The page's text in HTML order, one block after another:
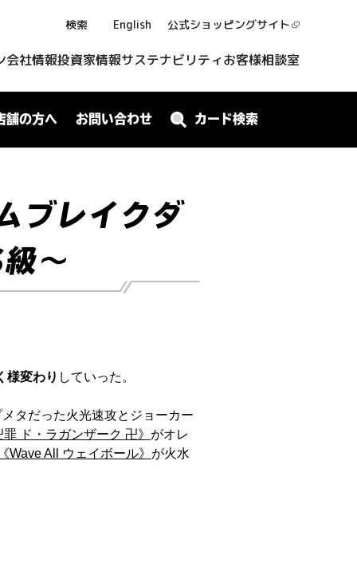
検索 English 公式ショッピングサイト
会社情報投資家情報サステナビリティお客様相談室
舗の方へ お問い合わせ カード検索
ブレイクダ
～
様変わり していった。
タだった火光速攻とジョーカー
罪 ド・ラガンザーク 卍》 がオレ
《Wave All ウェイボール》 が火水